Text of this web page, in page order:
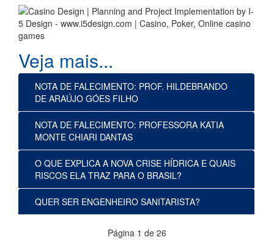
NOTA DE FALECIMENTO: PROF. HILDEBRANDO
DE ARAÚJO GÓES FILHO
NOTA DE FALECIMENTO: PROFESSORA KATIA
MONTE CHIARI DANTAS
O QUE EXPLICA A NOVA CRISE HÍDRICA E QUAIS
RISCOS ELA TRAZ PARA O BRASIL?
QUER SER ENGENHEIRO SANITARISTA?
Página 1 de 26